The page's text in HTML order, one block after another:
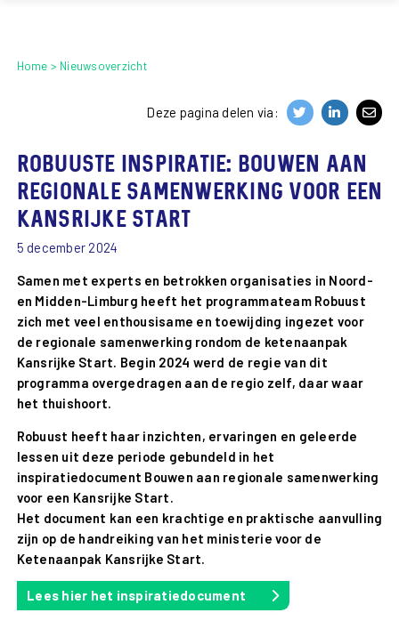
Home Nieuwsoverzicht
Deze pagina delen via:
Robuuste inspiratie: Bouwen aan
regionale samenwerking voor een
kansrijke start
5 december 2024
Samen met experts en betrokken organisaties in Noord-
en Midden-Limburg heeft het programmateam Robuust
zich met veel enthousisame en toewijding ingezet voor
de regionale samenwerking rondom de ketenaanpak
Kansrijke Start. Begin 2024 werd de regie van dit
programma overgedragen aan de regio zelf, daar waar
het thuishoort.
Robuust heeft haar inzichten, ervaringen en geleerde
lessen uit deze periode gebundeld in het
inspiratiedocument Bouwen aan regionale samenwerking
voor een Kansrijke Start.
Het document kan een krachtige en praktische aanvulling
zijn op de handreiking van het ministerie voor de
Ketenaanpak Kansrijke Start.
Lees hier het inspiratiedocument